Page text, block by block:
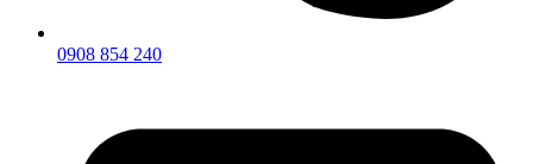
0908 854 240